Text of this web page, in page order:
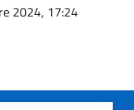
2024, 17:24